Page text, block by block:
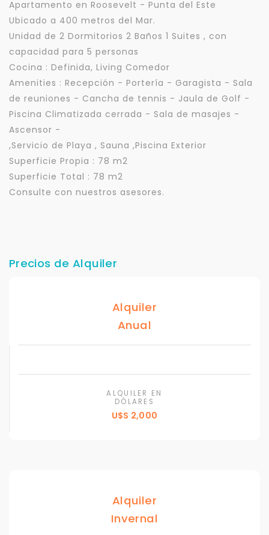
Apartamento en Roosevelt - Punta del Este
Ubicado a 400 metros del Mar.
Unidad de 2 Dormitorios 2 Baños 1 Suites , con
capacidad para 5 personas
Cocina : Definida, Living Comedor
Amenities : Recepción - Portería - Garagista - Sala
de reuniones - Cancha de tennis - Jaula de Golf -
Piscina Climatizada cerrada - Sala de masajes -
Ascensor -
,Servicio de Playa , Sauna ,Piscina Exterior
Superficie Propia : 78 m2
Superficie Total : 78 m2
Consulte con nuestros asesores.
Precios de Alquiler
Alquiler
Anual
ALQUILER EN
DÓLARES
U$S 2,000
Alquiler
Invernal